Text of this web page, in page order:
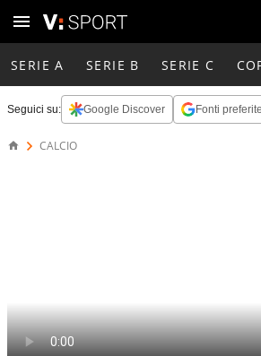
SERIE A SERIE B SERIE C
Seguici su: Google Discover Fonti preferite
CALCIO